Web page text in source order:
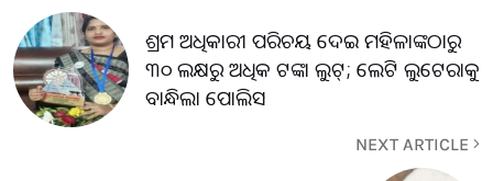
ଶ୍ରମ ଅଧିକାରୀ ପରିଚୟ ଦେଇ ମହିଳାଙ୍କଠାରୁ
୩୦ ଲକ୍ଷରୁ ଅଧିକ ଟଙ୍କା ଲୁଟ୍; ଲେଟି ଲୁଟେରାକୁ
ବାନ୍ଧିଲା ପୋଲିସ
NEXT ARTICLE